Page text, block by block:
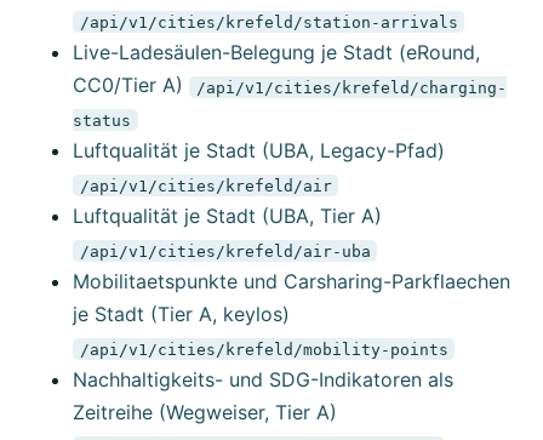
/api/v1/cities/krefeld/station-arrivals
Live-Ladesäulen-Belegung je Stadt (eRound,
CC0/Tier A)
/api/v1/cities/krefeld/charging-
status
Luftqualität je Stadt (UBA, Legacy-Pfad)
/api/v1/cities/krefeld/air
Luftqualität je Stadt (UBA, Tier A)
/api/v1/cities/krefeld/air-uba
Mobilitaetspunkte und Carsharing-Parkflaechen
je Stadt (Tier A, keylos)
/api/v1/cities/krefeld/mobility-points
Nachhaltigkeits- und SDG-Indikatoren als
Zeitreihe (Wegweiser, Tier A)